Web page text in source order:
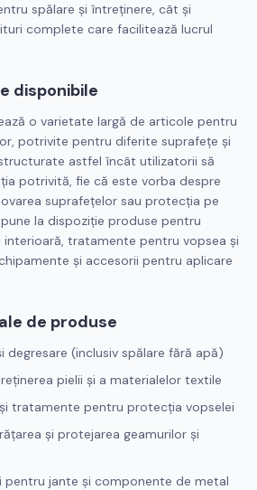
spălare și întreținere, cât și
complete care facilitează lucrul
disponibile
o varietate largă de articole pentru
potrivite pentru diferite suprafețe și
astfel încât utilizatorii să
potrivită, fie că este vorba despre
suprafețelor sau protecția pe
la dispoziție produse pentru
interioară, tratamente pentru vopsea și
și accesorii pentru aplicare
de produse
degresare (inclusiv spălare fără apă)
pielii și a materialelor textile
tratamente pentru protecția vopselei
și protejarea geamurilor și
pentru jante și componente de metal